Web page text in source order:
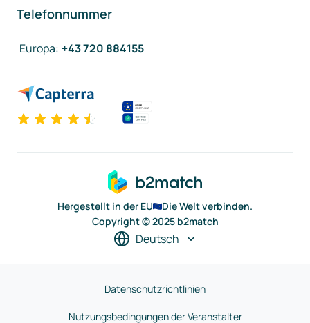
Telefonnummer
Europa: +43 720 884155
Hergestellt in der EU
Die Welt verbinden.
Copyright © 2025 b2match
Deutsch
Datenschutzrichtlinien
Nutzungsbedingungen der Veranstalter